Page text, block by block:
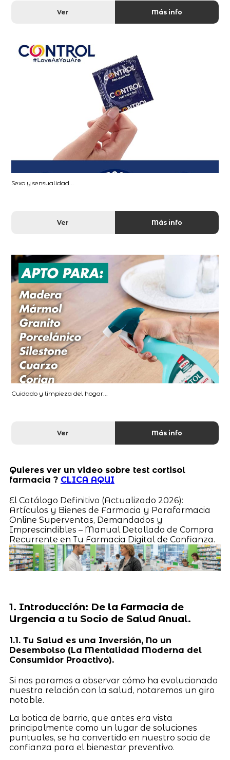
Ver Más info
Sexo y sensualidad...
Ver Más info
Cuidado y limpieza del hogar...
Ver Más info
Quieres ver un video sobre test cortisol
farmacia ? CLICA AQUI
El Catálogo Definitivo (Actualizado 2026):
Artículos y Bienes de Farmacia y Parafarmacia
Online Superventas, Demandados y
Imprescindibles – Manual Detallado de Compra
Recurrente en Tu Farmacia Digital de Confianza.
1. Introducción: De la Farmacia de
Urgencia a tu Socio de Salud Anual.
1.1. Tu Salud es una Inversión, No un
Desembolso (La Mentalidad Moderna del
Consumidor Proactivo).
Si nos paramos a observar cómo ha evolucionado
nuestra relación con la salud, notaremos un giro
notable.
La botica de barrio, que antes era vista
principalmente como un lugar de soluciones
puntuales, se ha convertido en nuestro socio de
confianza para el bienestar preventivo.